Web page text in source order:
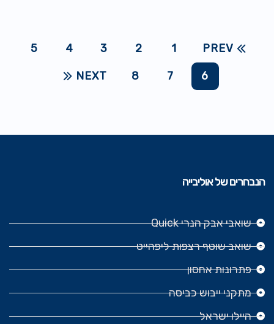
PREV
1
2
3
4
5
6
7
8
NEXT
הנבחרים של אוליבייה
שואבי אבק הנרי Quick
שואב שוטף רצפות ליפהייט
פתרונות אחסון
מתקני ייבוש כביסה
היילו ישראל